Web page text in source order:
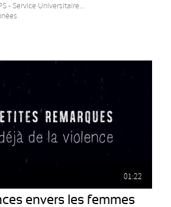
- Service Universitaire...
01:22
envers les femmes